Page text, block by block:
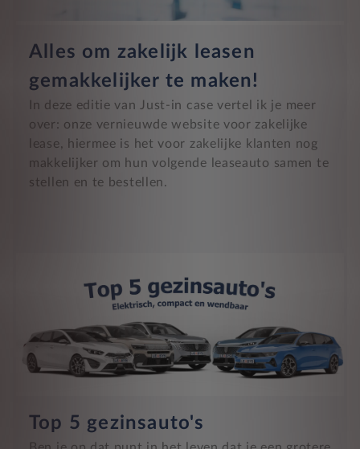
Alles om zakelijk leasen
gemakkelijker te maken!
In deze editie van Just-in case vertel ik je meer
over: onze vernieuwde website voor zakelijke
lease, hiermee is het voor zakelijke klanten nog
makkelijker om hun volgende leaseauto samen te
stellen en te bestellen.
Top 5 gezinsauto's